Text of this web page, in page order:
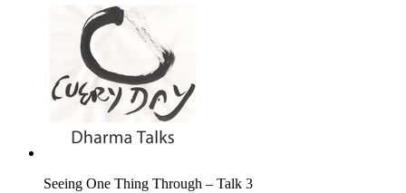
Seeing One Thing Through – Talk 3